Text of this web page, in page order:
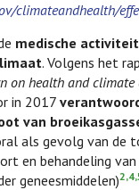
climateandhealth/
medische activiteit
. Volgens het
on health and climate
in 2017
van
als gevolg van de
en behandeling van
geneesmiddelen)